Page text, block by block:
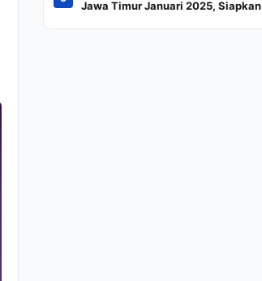
Jawa Timur Januari 2025, Siapkan